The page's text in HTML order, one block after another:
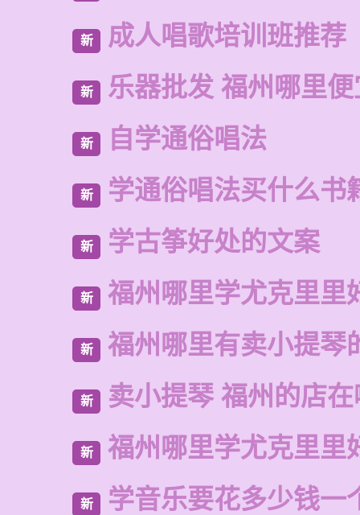
新 成人唱歌培训班推荐
新 乐器批发 福州哪里
新 自学通俗唱法
新 学通俗唱法买什么书
新 学古筝好处的文案
新 福州哪里学尤克里里
新 福州哪里有卖小提琴
新 卖小提琴 福州的店
新 福州哪里学尤克里里
新 学音乐要花多少钱一